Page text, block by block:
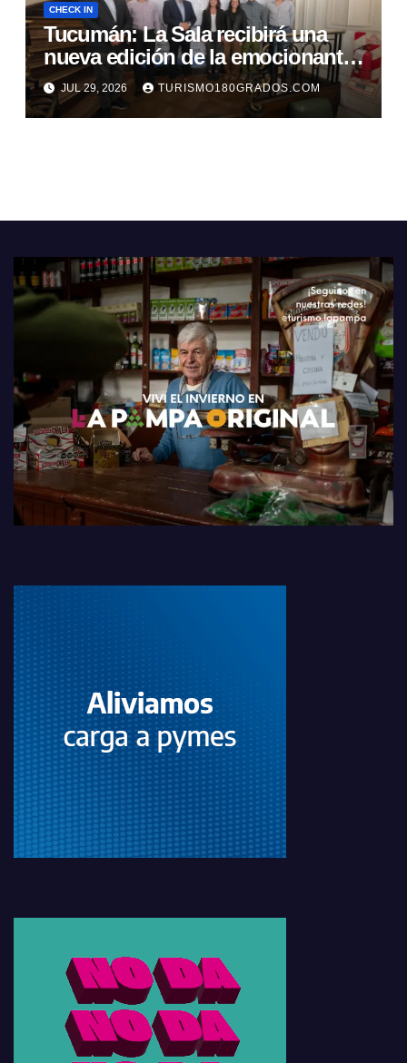
CHECK IN
Tucumán: La Sala recibirá una
nueva edición de la emocionante
Carrera TT
JUL 29, 2026 TURISMO180GRADOS.COM